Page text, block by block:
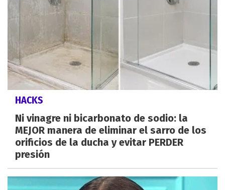
HACKS
Ni vinagre ni bicarbonato de sodio: la
MEJOR manera de eliminar el sarro de los
orificios de la ducha y evitar PERDER
presión